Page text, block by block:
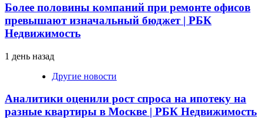
Более половины компаний при ремонте офисов
превышают изначальный бюджет | РБК
Недвижимость
1 день назад
Другие новости
Аналитики оценили рост спроса на ипотеку на
разные квартиры в Москве | РБК Недвижимость